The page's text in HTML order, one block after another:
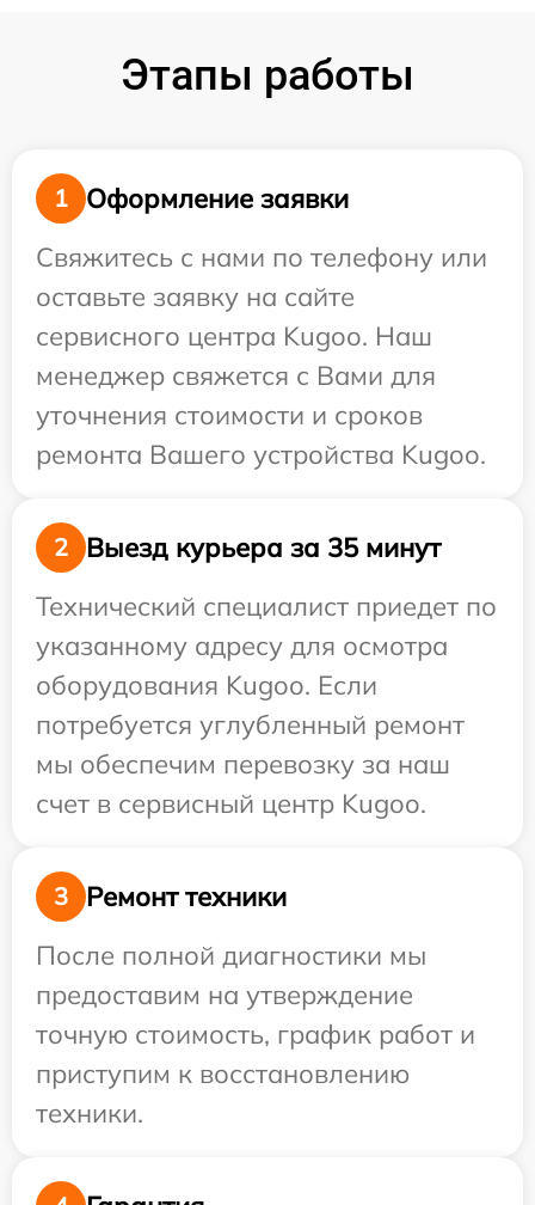
Этапы работы
1
Оформление заявки
Свяжитесь с нами по телефону или
оставьте заявку на сайте
сервисного центра Kugoo. Наш
менеджер свяжется с Вами для
уточнения стоимости и сроков
ремонта Вашего устройства Kugoo.
2
Выезд курьера за 35 минут
Технический специалист приедет по
указанному адресу для осмотра
оборудования Kugoo. Если
потребуется углубленный ремонт
мы обеспечим перевозку за наш
счет в сервисный центр Kugoo.
3
Ремонт техники
После полной диагностики мы
предоставим на утверждение
точную стоимость, график работ и
приступим к восстановлению
техники.